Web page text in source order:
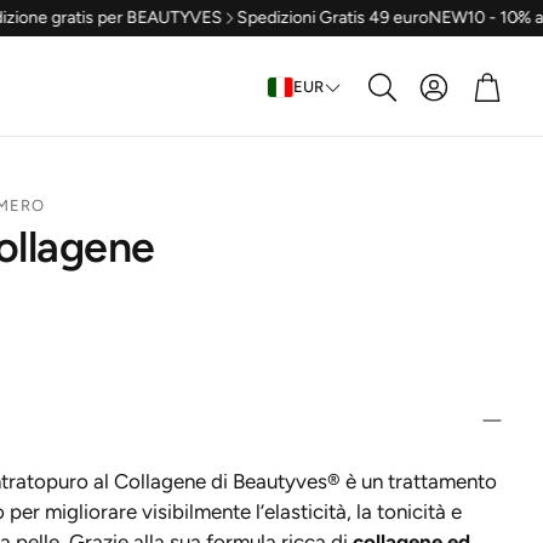
gratis per BEAUTYVES Spedizioni Gratis 49 euroNEW10 - 10% al
EUR
Cerca
Account
al Collagene di Beautyves® è un trattamento
migliorare visibilmente l’elasticità, la tonicità e